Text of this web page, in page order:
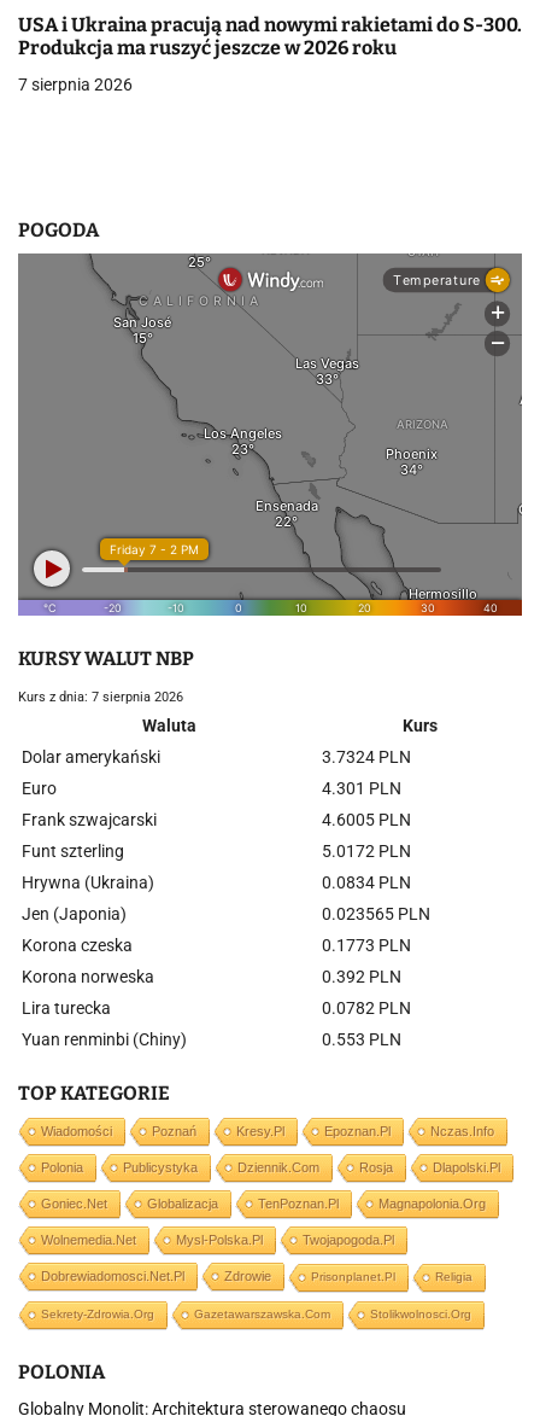
i
s
USA i Ukraina pracują nad nowymi rakietami do S-300.
Produkcja ma ruszyć jeszcze w 2026 roku
7 sierpnia 2026
POGODA
KURSY WALUT NBP
Kurs z dnia: 7 sierpnia 2026
Waluta
Kurs
Dolar amerykański
3.7324 PLN
Euro
4.301 PLN
Frank szwajcarski
4.6005 PLN
Funt szterling
5.0172 PLN
Hrywna (Ukraina)
0.0834 PLN
Jen (Japonia)
0.023565 PLN
Korona czeska
0.1773 PLN
Korona norweska
0.392 PLN
Lira turecka
0.0782 PLN
Yuan renminbi (Chiny)
0.553 PLN
TOP KATEGORIE
Wiadomości Poznań Kresy.pl Epoznan.pl Nczas.info
Polonia Publicystyka Dziennik.com Rosja Dlapolski.pl
Goniec.net Globalizacja TenPoznan.pl Magnapolonia.org
Wolnemedia.net Mysl-Polska.pl Twojapogoda.pl
Dobrewiadomosci.net.pl Zdrowie Prisonplanet.pl Religia
Sekrety-Zdrowia.org Gazetawarszawska.com Stolikwolnosci.org
POLONIA
Globalny Monolit: Architektura sterowanego chaosu